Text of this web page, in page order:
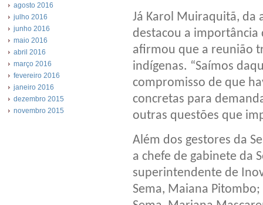
agosto 2016
julho 2016
junho 2016
maio 2016
abril 2016
março 2016
fevereiro 2016
janeiro 2016
dezembro 2015
novembro 2015
Já Karol Muiraquitã, da
destacou a importância
afirmou que a reunião
indígenas. “Saímos
compromisso de que
concretas para
outras questões que
Além dos gestores da
a chefe de gabinete da
superintendente de
Sema, Maiana